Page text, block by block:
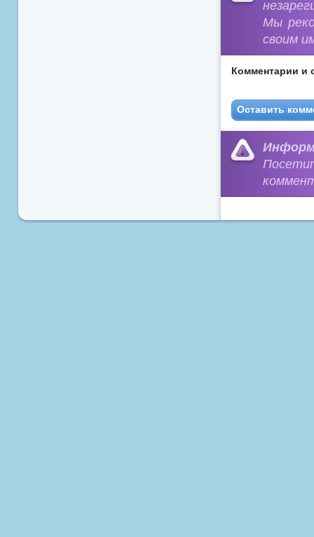
Мы
своим
Комментарии и
Оставить